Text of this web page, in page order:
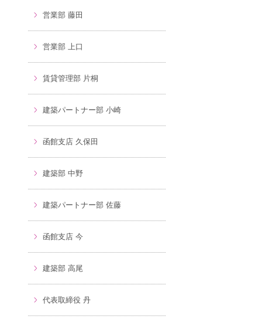
営業部 藤田
営業部 上口
賃貸管理部 片桐
建築パートナー部 小崎
函館支店 久保田
建築部 中野
建築パートナー部 佐藤
函館支店 今
建築部 高尾
代表取締役 丹